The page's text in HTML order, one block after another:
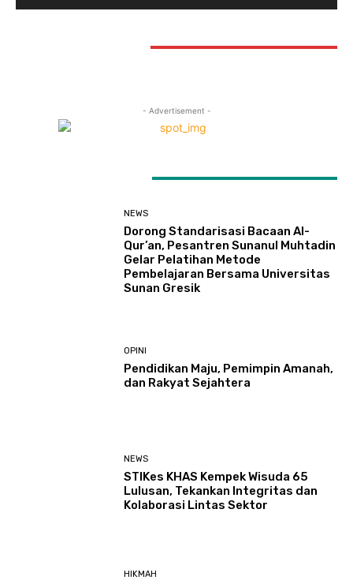
- Advertisement -
NEWS
Dorong Standarisasi Bacaan Al-
Qur’an, Pesantren Sunanul Muhtadin
Gelar Pelatihan Metode
Pembelajaran Bersama Universitas
Sunan Gresik
OPINI
Pendidikan Maju, Pemimpin Amanah,
dan Rakyat Sejahtera
NEWS
STIKes KHAS Kempek Wisuda 65
Lulusan, Tekankan Integritas dan
Kolaborasi Lintas Sektor
HIKMAH